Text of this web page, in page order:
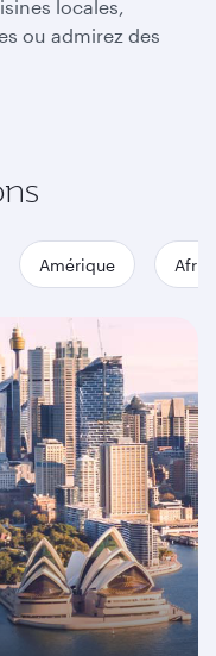
locales,
ou admirez des
Amérique